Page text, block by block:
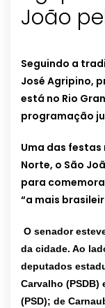
João
Seguindo a
José Agripino,
está no Rio
programação
Uma das
Norte, o São
para
“a mais
O senador
da cidade. Ao
deputados
Carvalho (PSDB)
(PSD); de